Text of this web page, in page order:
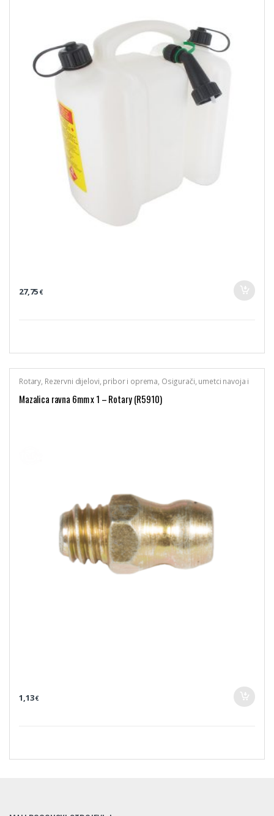
27,75€
Rotary, Rezervni dijelovi, pribor i oprema, Osigurači, umetci navoja i
mazalice
Mazalica ravna 6mm x 1 – Rotary (R5910)
1,13€